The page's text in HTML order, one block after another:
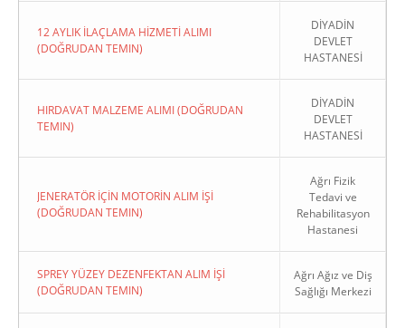
12 AYLIK İLAÇLAMA HİZMETİ ALIMI
(DOĞRUDAN TEMIN)
DİYADİN
DEVLET
HASTANESİ
HIRDAVAT MALZEME ALIMI (DOĞRUDAN
TEMIN)
DİYADİN
DEVLET
HASTANESİ
JENERATÖR İÇİN MOTORİN ALIM İŞİ
(DOĞRUDAN TEMIN)
Ağrı Fizik
Tedavi ve
Rehabilitasyon
Hastanesi
SPREY YÜZEY DEZENFEKTAN ALIM İŞİ
(DOĞRUDAN TEMIN)
Ağrı Ağız ve Diş
Sağlığı Merkezi